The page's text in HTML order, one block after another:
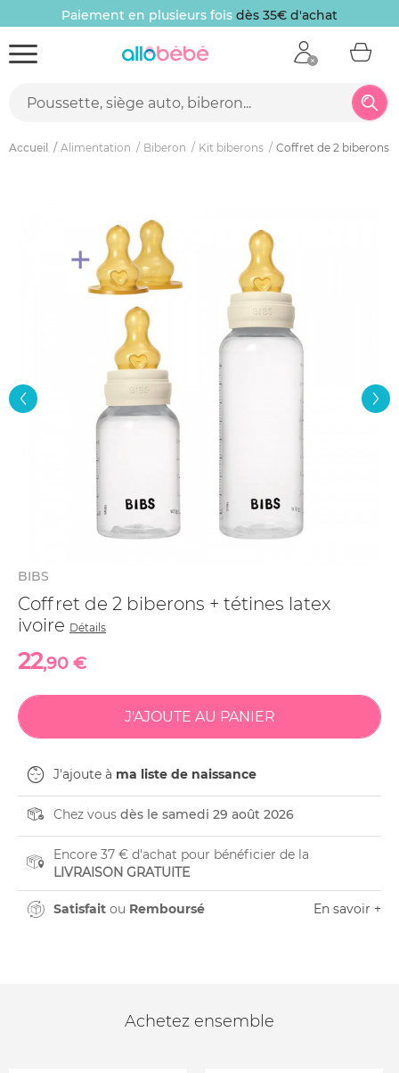
Paiement en plusieurs fois dès 35€ d'achat
Accueil Alimentation Biberon Kit biberons Coffret de 2 biberons
BIBS
Coffret de 2 biberons + tétines latex
ivoire Détails
22,90 €
J'ajoute à ma liste de naissance
Chez vous dès le samedi 29 août 2026
Encore 37 € d'achat pour bénéficier de la
LIVRAISON GRATUITE
Satisfait ou Remboursé En savoir +
Achetez ensemble